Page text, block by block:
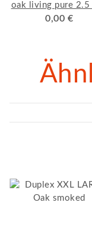
oak living pure 2.5
design flor
0,00 €